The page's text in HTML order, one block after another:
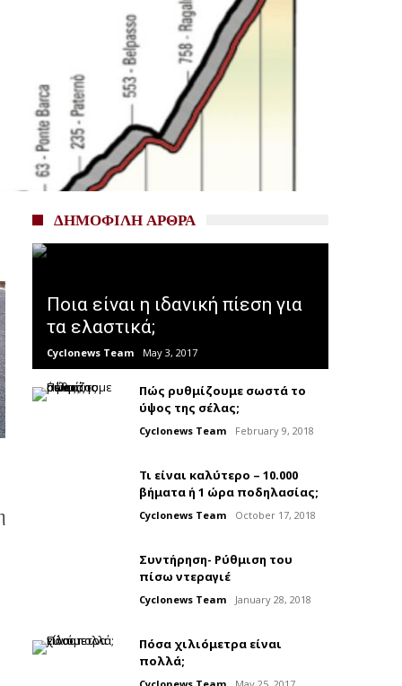
ΔΗΜΟΦΙΛΗ ΑΡΘΡΑ
Ποια είναι η ιδανική πίεση για
τα ελαστικά;
Cyclonews Team May 3, 2017
Πώς ρυθμίζουμε σωστά το
ύψος της σέλας;
Cyclonews Team February 9, 2018
Τι είναι καλύτερο – 10.000
βήματα ή 1 ώρα ποδηλασίας;
Cyclonews Team October 17, 2018
Συντήρηση- Ρύθμιση του
πίσω ντεραγιέ
Cyclonews Team January 28, 2018
Πόσα χιλιόμετρα είναι
πολλά;